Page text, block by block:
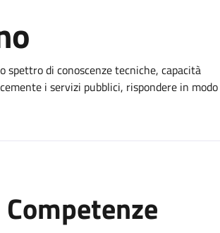
spettro di conoscenze tecniche, capacità
i servizi pubblici, rispondere in modo
Competenze